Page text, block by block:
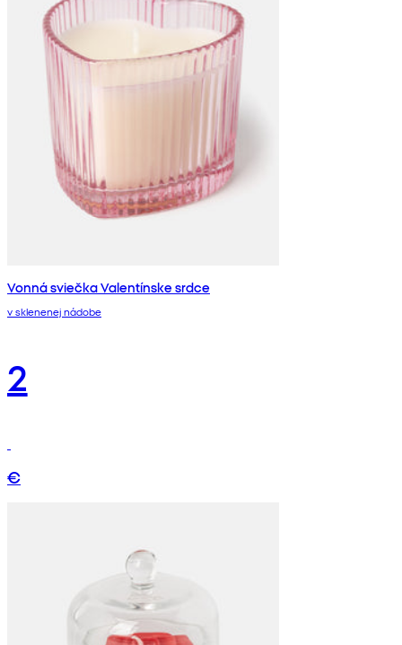
Vonná sviečka Valentínske srdce
v sklenenej nádobe
2
€